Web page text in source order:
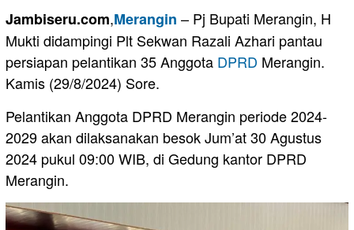
Jambiseru.com,Merangin – Pj Bupati Merangin, H
Mukti didampingi Plt Sekwan Razali Azhari pantau
persiapan pelantikan 35 Anggota DPRD Merangin.
Kamis (29/8/2024) Sore.
Pelantikan Anggota DPRD Merangin periode 2024-
2029 akan dilaksanakan besok Jum’at 30 Agustus
2024 pukul 09:00 WIB, di Gedung kantor DPRD
Merangin.